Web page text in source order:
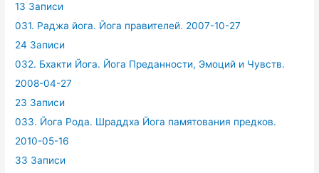
13 Записи
031. Раджа йога. Йога правителей. 2007-10-27
24 Записи
032. Бхакти Йога. Йога Преданности, Эмоций и Чувств.
2008-04-27
23 Записи
033. Йога Рода. Шраддха Йога памятования предков.
2010-05-16
33 Записи